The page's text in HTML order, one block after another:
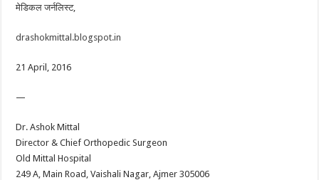
मेडिकल जर्नलिस्ट,
drashokmittal.blogspot.in
21 April, 2016
—
Dr. Ashok Mittal
Director & Chief Orthopedic Surgeon
Old Mittal Hospital
249 A, Main Road, Vaishali Nagar, Ajmer 305006